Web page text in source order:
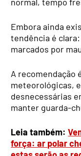
Embora ainda
tendência é
marcados por
A recomendação
meteorológicas,
desnecessárias
manter guarda-
Leia também:
força: ar polar